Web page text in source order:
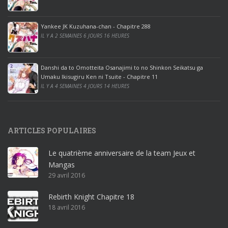
o
o
ff
i
c
e
2
0
1
r
o
ff
i
c
e
3
Yankee JK Kuzuhana-chan - Chapitre 288
IL Y A 2 SEMAINES 6 JOURS 16 HEURES
Danshi da to Omotteita Osanajimi to no Shinkon Seikatsu ga
Umaku Ikisugiru Ken ni Tsuite - Chapitre 11
IL Y A 4 SEMAINES 4 JOURS 14 HEURES
ARTICLES POPULAIRES
Le quatrième anniversaire de la team Jeux et
Mangas
29 avril 2016
Rebirth Knight Chapitre 18
18 avril 2016